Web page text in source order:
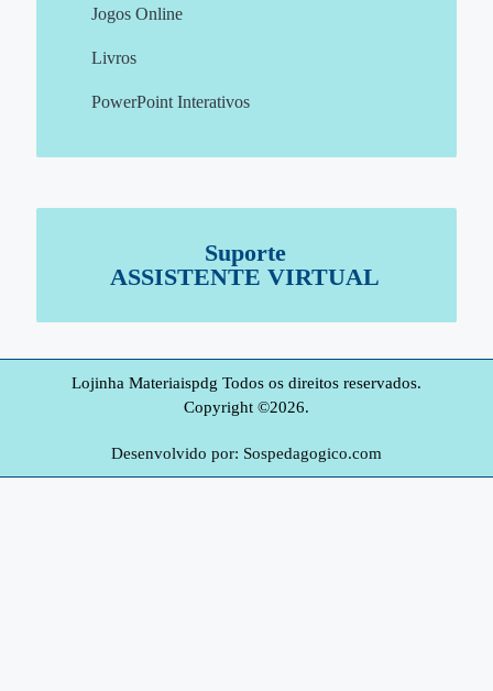
Jogos Online
Livros
PowerPoint Interativos
Suporte
ASSISTENTE VIRTUAL
Lojinha Materiaispdg Todos os direitos reservados.
Copyright ©2026.
Desenvolvido por: Sospedagogico.com